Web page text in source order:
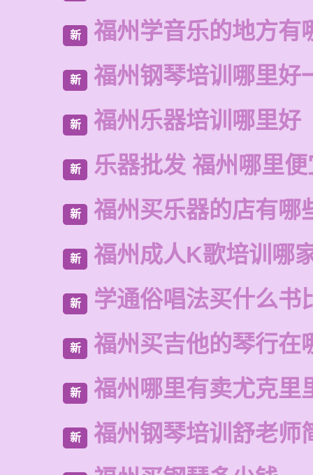
新 福州学音乐的地方有
新 福州钢琴培训哪里好
新 福州乐器培训哪里好
新 乐器批发 福州哪里
新 福州买乐器的店有哪
新 福州成人K歌培训哪
新 学通俗唱法买什么书
新 福州买吉他的琴行在
新 福州哪里有卖尤克里
新 福州钢琴培训舒老师